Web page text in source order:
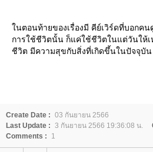
นตอนท้ายของเรื่องมี คีย์เวิร์ดที่บอกคน
การใช้ชีวิตนั้น ก็แค่ใช้ชีวิตในแต่วันให้
ชีวิต มีความสุขกับสิ่งที่เกิดขึ้นในปัจจุบัน
Create Date : 03 กันยายน 2566
Last Update : 3 กันยายน 2566 19:36:08 น.
Comments :
1